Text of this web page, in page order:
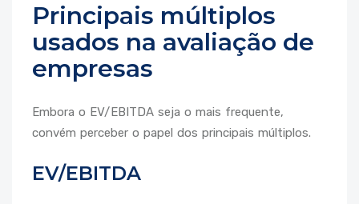
Principais múltiplos
usados na avaliação de
empresas
Embora o EV/EBITDA seja o mais frequente,
convém perceber o papel dos principais múltiplos.
EV/EBITDA